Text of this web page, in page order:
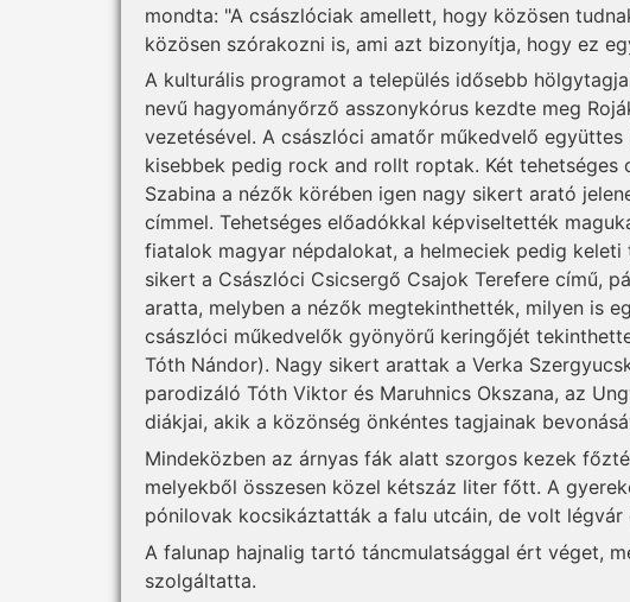
mondta: "A császlóciak amellett, hogy közösen
közösen szórakozni is, ami azt bizonyítja, hogy ez
A kulturális programot a település idősebb
nevű hagyományőrző asszonykórus kezdte meg
vezetésével. A császlóci amatőr műkedvelő
kisebbek pedig rock and rollt roptak. Két tehetséges
Szabina a nézők körében igen nagy sikert arató
címmel. Tehetséges előadókkal képviseltették
fiatalok magyar népdalokat, a helmeciek pedig
sikert a Császlóci Csicsergő Csajok Terefere című,
aratta, melyben a nézők megtekinthették, milyen is
császlóci műkedvelők gyönyörű keringőjét
Tóth Nándor). Nagy sikert arattak a Verka
parodizáló Tóth Viktor és Maruhnics Okszana, az
diákjai, akik a közönség önkéntes tagjainak
Mindeközben az árnyas fák alatt szorgos kezek
melyekből összesen közel kétszáz liter főtt. A
pónilovak kocsikáztatták a falu utcáin, de volt légvár
A falunap hajnalig tartó táncmulatsággal ért véget,
szolgáltatta.